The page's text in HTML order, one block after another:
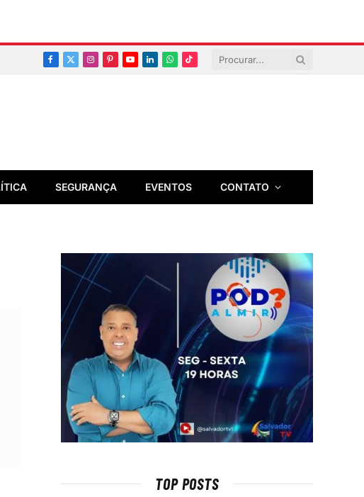
Facebook
X
Instagram
PinterestYouTubeLinkedInWhatsapp
TikTok
SEGURANÇA EVENTOS CONTATO
TOP POSTS